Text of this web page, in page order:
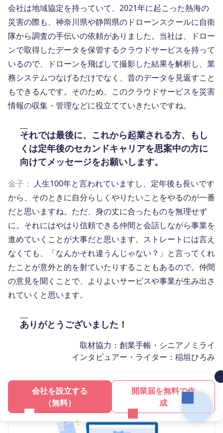
会社は地域協定を持っていて、2021年に起こった熱海の
災害の際も、神奈川県や静岡県のドローンスクールに自衛
隊から調査の手伝いの依頼がありました。当社は、ドロー
ンで取得したデータを保管するクラウドサービスを持って
いるので、ドローンを飛ばして撮影した結果を解析し、業
務システムつなげるだけでなく、昔のデータを見返すこと
もできるんです。そのため、このクラウドサービスを災害
情報の収集・管理などに役立てていきたいですね。
それでは最後に、これから起業される方、もし
くは定年後のセカンドキャリアを思案中の方に
向けてメッセージをお願いします。
金子： 人生100年と言われていますし、定年後も長いです
から、そのときに自分らしくやりたいことをやるのが一番
だと思いますね。ただ、身の丈に合ったものを無理せず
に。それにはやはり信頼できる仲間と会話しながら事業を
進めていくことが大事だと思います。ストレートには言え
なくても、「なんかそれ違うんじゃない？」と言ってくれ
たことが意外と的を射ていたりすることもあるので。仲間
の意見を聞くことで、よりよいサービスや事業が生み出さ
れていくと思います。
ありがとうございました！
取材協力：創業手帳・シニアノミライ
インタビュアー・ライター：稲垣ひろみ
会社を設立する
（無料）
開業届を無料で作
成